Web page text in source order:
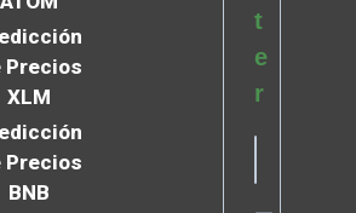
Precios
XLM
Precios
BNB
t
e
r